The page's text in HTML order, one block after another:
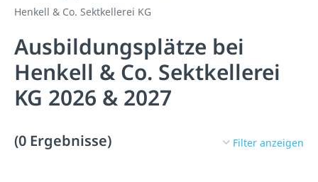
Henkell & Co. Sektkellerei KG
Ausbildungsplätze bei
Henkell & Co. Sektkellerei
KG 2026 & 2027
(0 Ergebnisse) Filter anzeigen